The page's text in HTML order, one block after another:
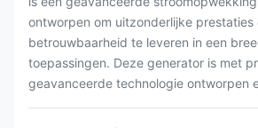
ontworpen om uitzonderlijke prestaties
betrouwbaarheid te leveren in een
toepassingen. Deze generator is met
geavanceerde technologie ontworpen